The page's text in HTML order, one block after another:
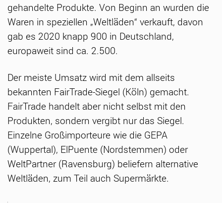
gehandelte Produkte. Von Beginn an wurden die
Waren in speziellen „Weltläden“ verkauft, davon
gab es 2020 knapp 900 in Deutschland,
europaweit sind ca. 2.500.
Der meiste Umsatz wird mit dem allseits
bekannten FairTrade-Siegel (Köln) gemacht.
FairTrade handelt aber nicht selbst mit den
Produkten, sondern vergibt nur das Siegel.
Einzelne Großimporteure wie die GEPA
(Wuppertal), ElPuente (Nordstemmen) oder
WeltPartner (Ravensburg) beliefern alternative
Weltläden, zum Teil auch Supermärkte.